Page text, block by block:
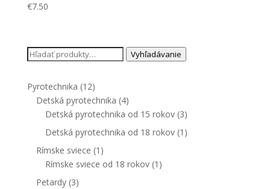
€7.50
Hľadať: Vyhľadávanie
Pyrotechnika (12)
Detská pyrotechnika (4)
Detská pyrotechnika od 15 rokov (3)
Detská pyrotechnika od 18 rokov (1)
Rímske sviece (1)
Rímske sviece od 18 rokov (1)
Petardy (3)